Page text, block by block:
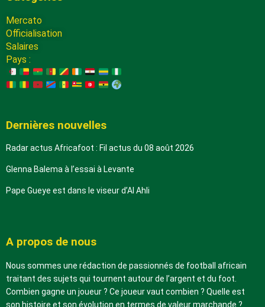
Mercato
Officialisation
Salaires
Pays :
Dernières nouvelles
Radar actus Africafoot : Fil actus du 08 août 2026
Glenna Balema à l’essai à Levante
Pape Gueye est dans le viseur d’Al Ahli
A propos de nous
Nous sommes une rédaction de passionnés de football africain
traitant des sujets qui tournent autour de l’argent et du foot.
Combien gagne un joueur ? Ce joueur vaut combien ? Quelle est
son histoire et son évolution en termes de valeur marchande ?